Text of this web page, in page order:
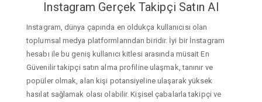
Instagram Gerçek Takipçi Satın Al
Instagram, dünya çapında en oldukça kullanıcısı olan
toplumsal medya platformlarından biridir. İyi bir İnstagram
hesabı ile bu geniş kullanıcı kitlesi arasında müsait En
Güvenilir takipçi satın alma profiline ulaşmak, tanınır ve
popüler olmak, alan kişi potansiyeline ulaşarak yüksek
hasılat sağlamak olası olabilir. Kişisel çabalarla takipçi ve